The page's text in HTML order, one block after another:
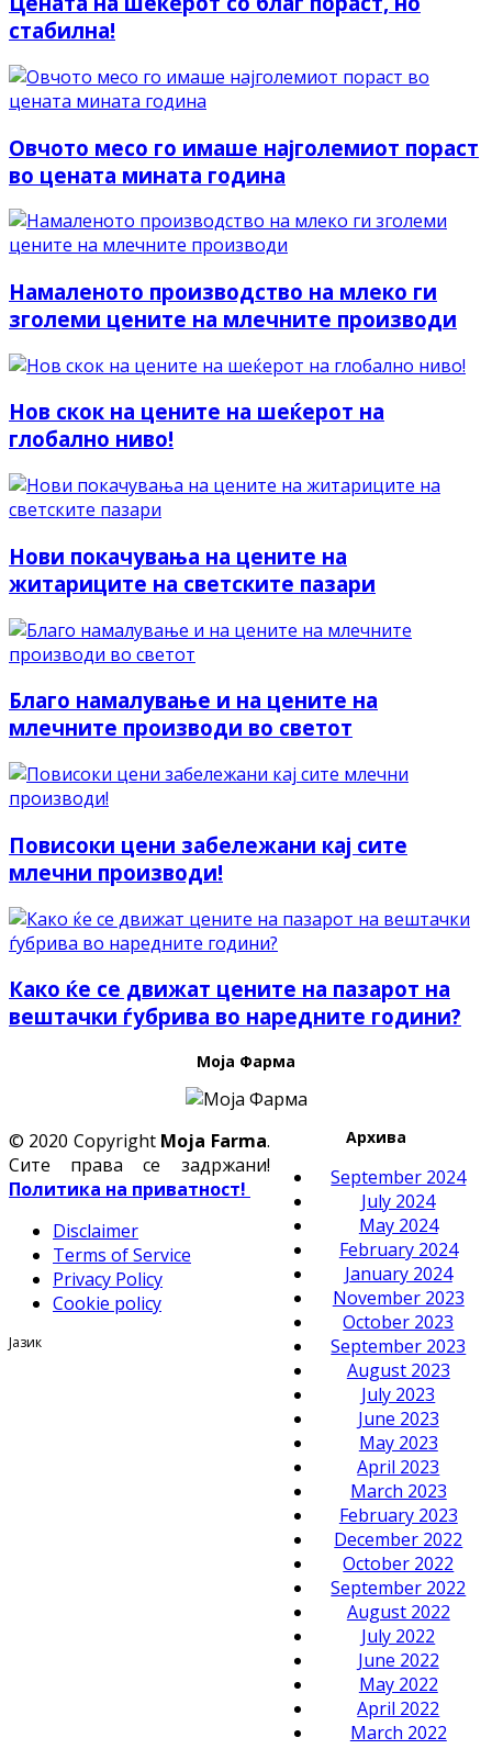
стабилна!
Овчото месо го имаше најголемиот пораст
во цената мината година
Намаленото производство на млеко ги
зголеми цените на млечните производи
Нов скок на цените на шеќерот на
глобално ниво!
Нови покачувања на цените на
житариците на светските пазари
Благо намалување и на цените на
млечните производи во светот
Повисоки цени забележани кај сите
млечни производи!
Како ќе се движат цените на пазарот на
вештачки ѓубрива во наредните години?
Моја Фарма
Архива
September 2024
July 2024
May 2024
February 2024
January 2024
November 2023
October 2023
September 2023
August 2023
July 2023
June 2023
May 2023
April 2023
March 2023
February 2023
December 2022
October 2022
September 2022
August 2022
July 2022
June 2022
May 2022
April 2022
March 2022
© 2020 Copyright Moja Farma.
Сите права се задржани!
Политика на приватност!
Disclaimer
Terms of Service
Privacy Policy
Cookie policy
Јазик